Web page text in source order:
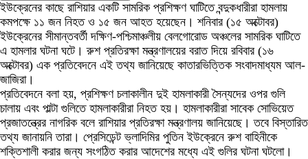
ইউক্রেনের কাছে রাশিয়ার একটি সামরিক প্রশিক্ষণ ঘাটিতে বন্দুকধারীরা হামলায়
কমপক্ষে ১১ জন নিহত ও ১৫ জন আহত হয়েছেন। শনিবার (১৫ অক্টোবর)
ইউক্রেনের সীমান্তবর্তী দক্ষিণ-পশ্চিমাঞ্চলীয় বেলগোরোড অঞ্চলের সামরিক ঘাটিতে
এ হামলার ঘটনা ঘটে। রুশ প্রতিরক্ষা মন্ত্রণালয়ের বরাত দিয়ে রবিবার (১৬
অক্টোবর) এক প্রতিবেদনে এই তথ্য জানিয়েছে কাতারভিত্তিক সংবাদমাধ্যম আল-
জাজিরা।
প্রতিবেদনে বলা হয়, প্রশিক্ষণ চলাকালীন দুই হামলাকারী সৈন্যদের ওপর গুলি
চালায় এবং পাল্টা গুলিতে হামলাকারীরা নিহত হয়। হামলাকারীরা সাবেক সোভিয়েত
প্রজাতন্ত্রের নাগরিক বলে রাশিয়ার প্রতিরক্ষা মন্ত্রণালয় জানিয়েছে। তবে বিস্তারিত
তথ্য জানায়নি তারা। প্রেসিডেন্ট ভ্লাদিমির পুতিন ইউক্রেনে রুশ বাহিনীকে
শক্তিশালী করার জন্য সংগঠিত করার আদেশের মধ্যে এই গুলির ঘটনা ঘটলো।